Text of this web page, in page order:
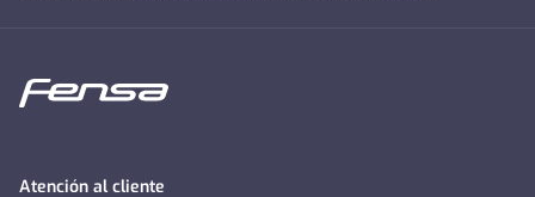
Atención al cliente